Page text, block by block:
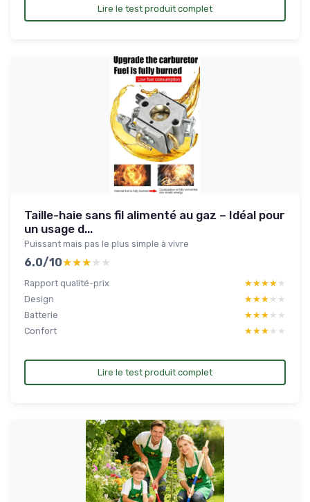
Lire le test produit complet
Taille-haie sans fil alimenté au gaz – Idéal pour
un usage d...
Puissant mais pas le plus simple à vivre
6.0/10★★★★★
★★★★★
Rapport qualité-prix ★★★★★
★★★★★
Design
★★★★★
★★★★★
Batterie
★★★★★
★★★★★
Confort
★★★★★
★★★★★
Lire le test produit complet